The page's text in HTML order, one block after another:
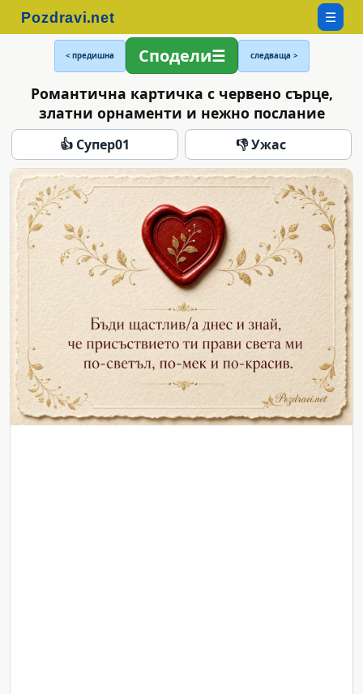
☰
< предишна Сподели следваща >
Романтична картичка с червено сърце,
златни орнаменти и нежно послание
👍 Супер01 👎 Ужас